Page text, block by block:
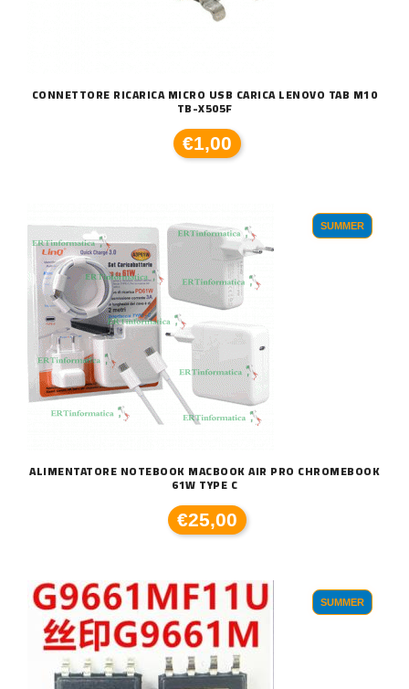
CONNETTORE RICARICA MICRO USB CARICA LENOVO TAB M10
TB-X505F
€1,00
SUMMER
ALIMENTATORE NOTEBOOK MACBOOK AIR PRO CHROMEBOOK
61W TYPE C
€25,00
SUMMER